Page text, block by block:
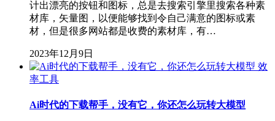
计出漂亮的按钮和图标，总是去搜索引擎里搜索各种素
材库，矢量图，以便能够找到令自己满意的图标或素
材，但是很多网站都是收费的素材库，有…
2023年12月9日
效
率工具
Ai时代的下载帮手，没有它，你还怎么玩转大模型